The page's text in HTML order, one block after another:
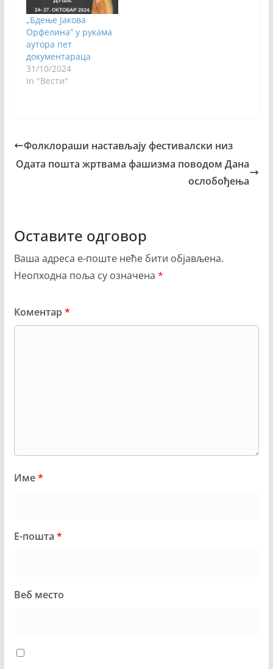
„Бдење Јакова
Орфелина” у рукама
аутора пет
документараца
31/10/2024
In "Вести"
Фолклораши настављају фестивалски низ
Одата пошта жртвама фашизма поводом Дана
ослобођења
Оставите одговор
Ваша адреса е-поште неће бити објављена.
Неопходна поља су означена *
Коментар*
Име*
Е-пошта *
Веб место